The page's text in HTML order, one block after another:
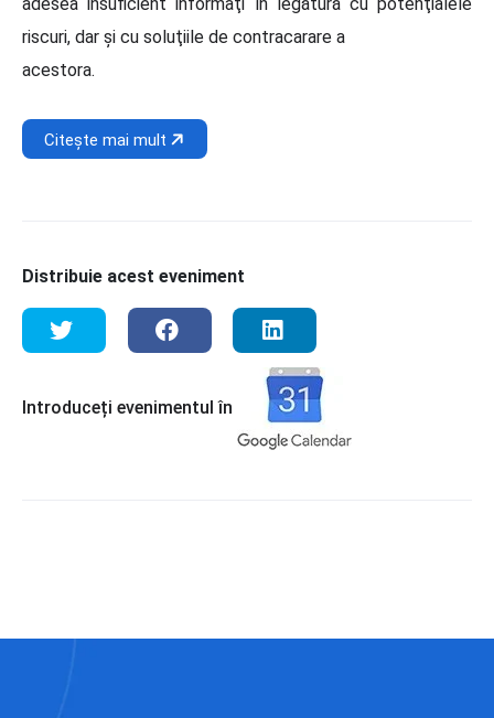
riscuri, dar şi cu soluţiile de contracarare a
acestora.
Citește mai mult
Distribuie acest eveniment
Introduceți evenimentul în